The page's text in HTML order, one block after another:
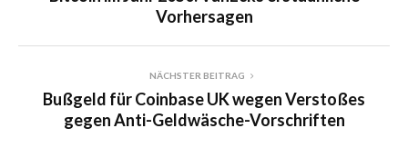
Vorhersagen
NÄCHSTER BEITRAG
Bußgeld für Coinbase UK wegen Verstoßes
gegen Anti-Geldwäsche-Vorschriften